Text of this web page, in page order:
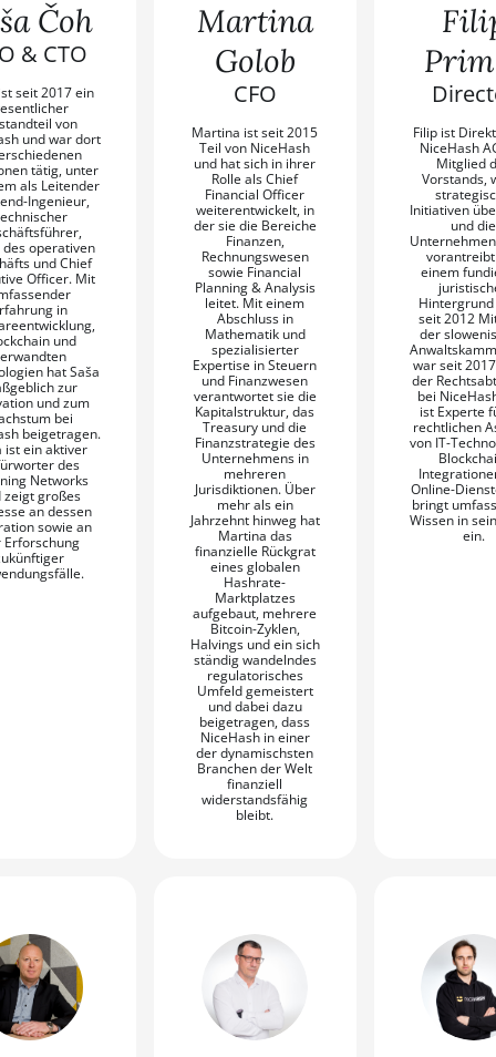
Čoh
& CTO
seit 2017 ein
von
und war dort
tätig, unter
als Leitender
Ingenieur,
operativen
und Chief
Officer. Mit
in
und
hat Saša
zur
und zum
bei
beigetragen.
ist ein aktiver
des
Networks
zeigt großes
an dessen
sowie an
Erforschung
Martina
Golob
CFO
Martina ist seit 2015
Teil von NiceHash
und hat sich in ihrer
Rolle als Chief
Financial Officer
weiterentwickelt, in
der sie die Bereiche
Finanzen,
Rechnungswesen
sowie Financial
Planning & Analysis
leitet. Mit einem
Abschluss in
Mathematik und
spezialisierter
Expertise in Steuern
und Finanzwesen
verantwortet sie die
Kapitalstruktur, das
Treasury und die
Finanzstrategie des
Unternehmens in
mehreren
Jurisdiktionen. Über
mehr als ein
Jahrzehnt hinweg hat
Martina das
finanzielle Rückgrat
eines globalen
Hashrate-
Marktplatzes
aufgebaut, mehrere
Bitcoin-Zyklen,
Halvings und ein sich
ständig wandelndes
regulatorisches
Umfeld gemeistert
und dabei dazu
beigetragen, dass
NiceHash in einer
der dynamischsten
Branchen der Welt
finanziell
widerstandsfähig
bleibt.
Filip ist
NiceHash
Mitglied
Vorstands,
Initiativen
und die
einem
seit 2012
der
war seit
der
bei
ist Experte
rechtlichen
von IT-
Online-
bringt
Wissen in
ein.